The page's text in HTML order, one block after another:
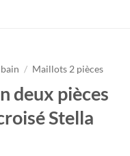
/ Maillots 2 pièces
deux pièces
Stella